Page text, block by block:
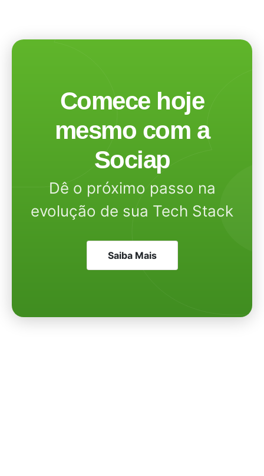
Comece hoje
mesmo com a
Sociap
Dê o próximo passo na
evolução de sua Tech Stack
Saiba Mais